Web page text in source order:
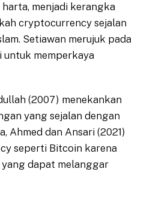
menjadi kerangka
cryptocurrency sejalan
Setiawan merujuk pada
memperkaya
(2007) menekankan
yang sejalan dengan
Ahmed dan Ansari (2021)
seperti Bitcoin karena
dapat melanggar